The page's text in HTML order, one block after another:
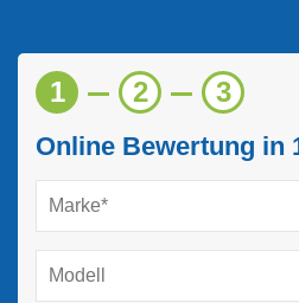
1 2 3
Online Bewertung in